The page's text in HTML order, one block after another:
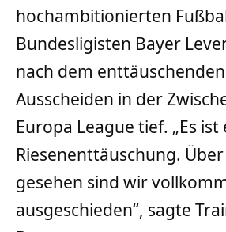
hochambitionierten
Bundesligisten Bayer
nach dem
Ausscheiden in der
Europa League tief. „Es ist
Riesenenttäuschung.
gesehen sind wir
ausgeschieden“, sagte